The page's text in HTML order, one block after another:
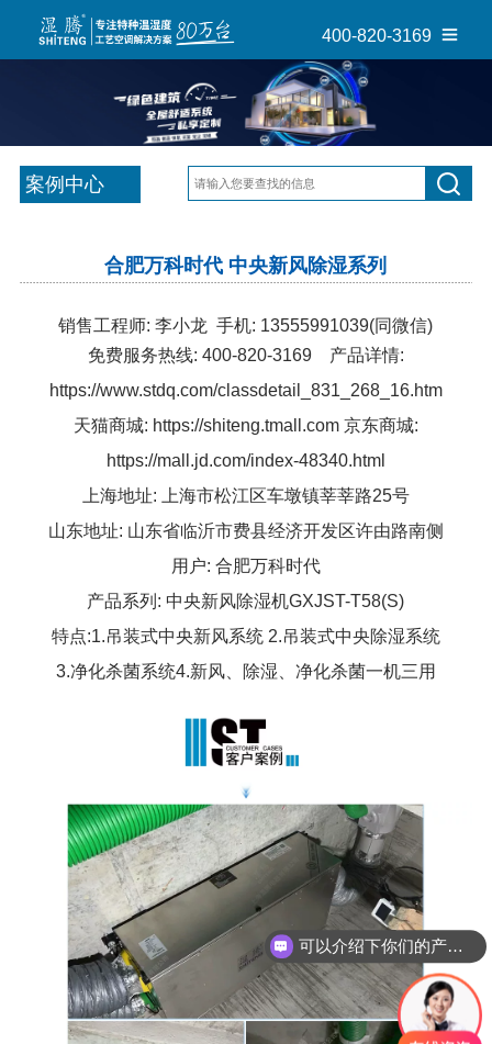
400-820-3169
案例中心
合肥万科时代 中央新风除湿系列
销售工程师: 李小龙 手机: 13555991039(同微信)
免费服务热线: 400-820-3169 产品详情:
https://www.stdq.com/classdetail_831_268_16.htm
天猫商城: https://shiteng.tmall.com 京东商城:
https://mall.jd.com/index-48340.html
上海地址: 上海市松江区车墩镇莘莘路25号
山东地址: 山东省临沂市费县经济开发区许由路南侧
用户: 合肥万科时代
产品系列: 中央新风除湿机GXJST-T58(S)
特点:1.吊装式中央新风系统 2.吊装式中央除湿系统
3.净化杀菌系统4.新风、除湿、净化杀菌一机三用
可以介绍下你们的产品么
你们是怎么收费的呢